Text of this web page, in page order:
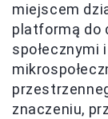
miejscem
platformą do
społecznymi
znaczeniu,